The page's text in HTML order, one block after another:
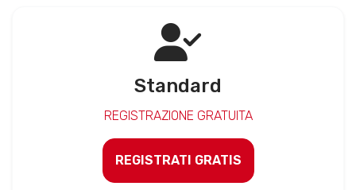
Standard
REGISTRAZIONE GRATUITA
REGISTRATI GRATIS